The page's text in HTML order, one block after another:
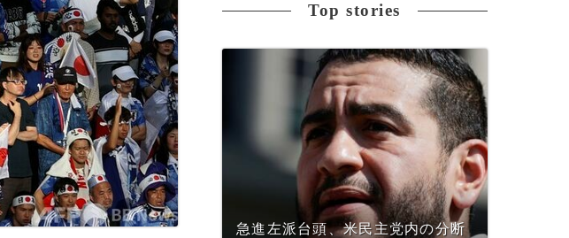
Top stories
急進左派台頭、米民主党内の分断